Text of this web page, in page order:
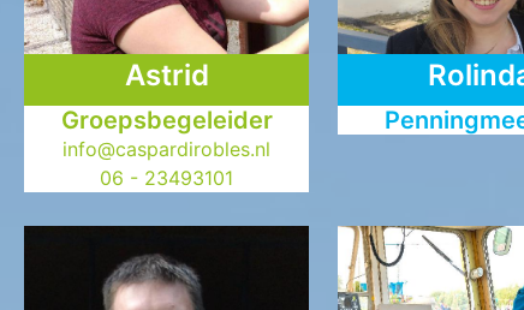
Astrid
Groepsbegeleider
info@caspardirobles.nl
06 - 23493101